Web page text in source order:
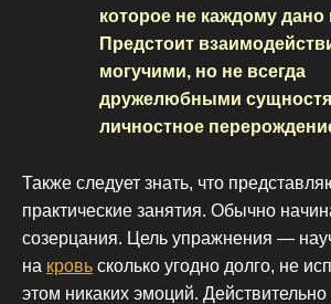
которое не каждому
Предстоит
могучими, но не всегда
дружелюбными
личностное
Также следует знать, что
практические занятия. Обычно
созерцания. Цель упражнения —
на кровь сколько угодно долго, не
этом никаких эмоций.